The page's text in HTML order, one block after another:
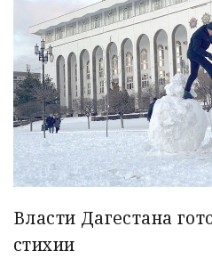
Власти Дагестана
стихии